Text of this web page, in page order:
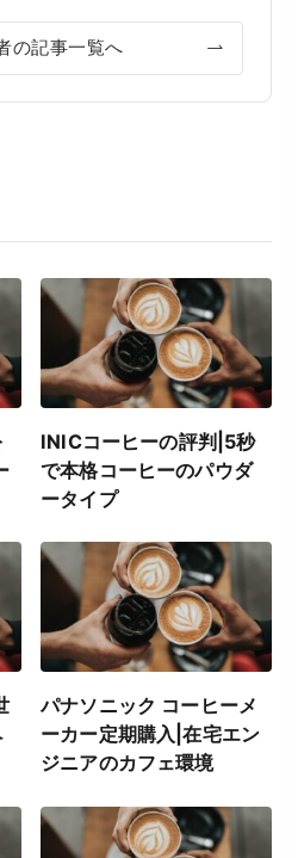
の記事一覧へ
INICコーヒーの評判|5秒
で本格コーヒーのパウダ
ータイプ
パナソニック コーヒーメ
ーカー定期購入|在宅エン
ジニアのカフェ環境